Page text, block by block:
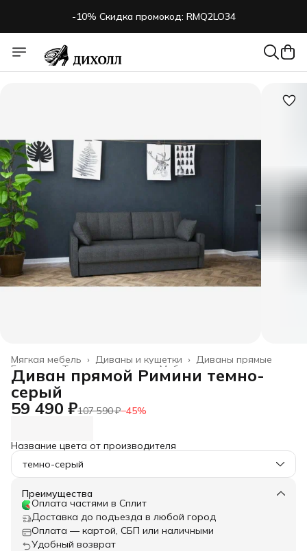
-10% Скидка промокод: RMQ2LO34
Диваны прямые
Диваны и кушетки ›
Мягкая мебель ›
Мебель
Товары для дома
Главная
Диван прямой Римини темно-
серый
59 490 ₽107 590 ₽−45%
Название цвета от производителя
темно-серый
Преимущества
Оплата частями в Сплит
Доставка до подъезда в любой город
Оплата — картой, СБП или наличными
Удобный возврат